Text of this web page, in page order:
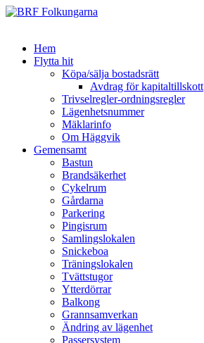
Hem
Flytta hit
Köpa/sälja bostadsrätt
Avdrag för kapitaltillskott
Trivselregler-ordningsregler
Lägenhetsnummer
Mäklarinfo
Om Häggvik
Gemensamt
Bastun
Brandsäkerhet
Cykelrum
Gårdarna
Parkering
Pingisrum
Samlingslokalen
Snickeboa
Träningslokalen
Tvättstugor
Ytterdörrar
Balkong
Grannsamverkan
Ändring av lägenhet
Passersystem